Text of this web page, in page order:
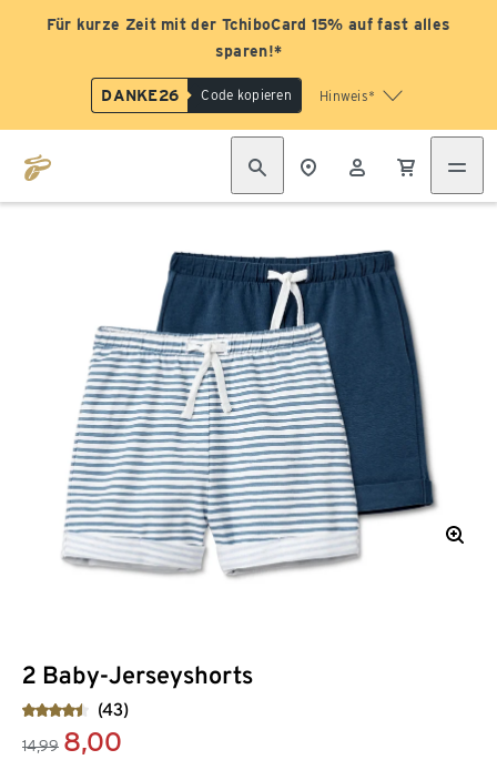
Für kurze Zeit mit der TchiboCard 15% auf fast alles
sparen!*
DANKE26 Code kopieren Hinweis*
2 Baby-Jerseyshorts
(43)
14,99 8,00